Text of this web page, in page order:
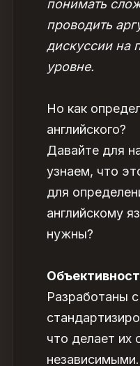
понимать
проводить
дискуссии на
уровне.
Но как
английского?
Давайте для
узнаем, что
для
английскому
нужны?
Разработаны
что делает их
независимыми.